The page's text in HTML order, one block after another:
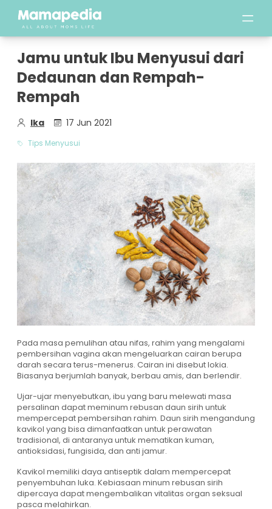
Jamu untuk Ibu Menyusui dari
Dedaunan dan Rempah-
Rempah
Ika 17 Jun 2021
Tips Menyusui
Pada masa pemulihan atau nifas, rahim yang mengalami
pembersihan vagina akan mengeluarkan cairan berupa
darah secara terus-menerus. Cairan ini disebut lokia.
Biasanya berjumlah banyak, berbau amis, dan berlendir.
Ujar-ujar menyebutkan, ibu yang baru melewati masa
persalinan dapat meminum rebusan daun sirih untuk
mempercepat pembersihan rahim. Daun sirih mengandung
kavikol yang bisa dimanfaatkan untuk perawatan
tradisional, di antaranya untuk mematikan kuman,
antioksidasi, fungisida, dan anti jamur.
Kavikol memiliki daya antiseptik dalam mempercepat
penyembuhan luka. Kebiasaan minum rebusan sirih
dipercaya dapat mengembalikan vitalitas organ seksual
pasca melahirkan.